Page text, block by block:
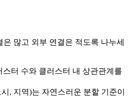
많고 외부 연결은 적도록 나누세
스터 수와 클러스터 내 상관관계를
, 지역)는 자연스러운 분할 기준이